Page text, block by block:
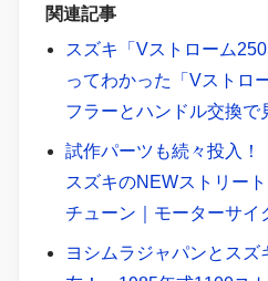
関連記事
スズキ「Vストローム
ってわかった「Vストロ
フラーとハンドル交換で
試作パーツも続々投入
スズキのNEWストリー
チューン｜モーターサイ
ヨシムラジャパンとスズ